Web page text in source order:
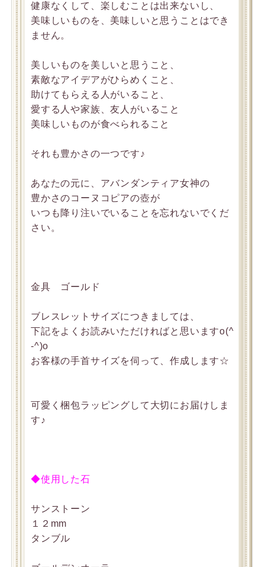
健康なくして、楽しむことは出来ないし、
美味しいものを、美味しいと思うことはでき
ません。
美しいものを美しいと思うこと、
素敵なアイデアがひらめくこと、
助けてもらえる人がいること、
愛する人や家族、友人がいること
美味しいものが食べられること
それも豊かさの一つです♪
あなたの元に、アバンダンティア女神の
豊かさのコーヌコピアの壺が
いつも降り注いでいることを忘れないでくだ
さい。
金具 ゴールド
ブレスレットサイズにつきましては、
下記をよくお読みいただければと思いますo(^
-^)o
お客様の手首サイズを伺って、作成します☆
可愛く梱包ラッピングして大切にお届けしま
す♪
◆使用した石
サンストーン
１２mm
タンブル